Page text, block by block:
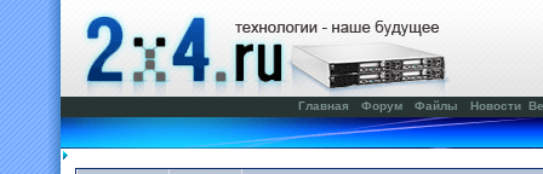
Главная Форум Файлы Новости